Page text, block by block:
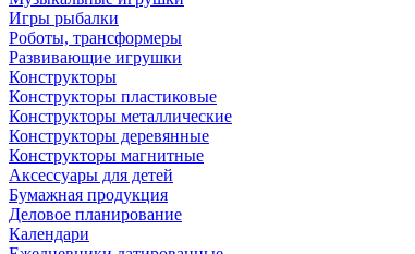
Игры рыбалки
Роботы, трансформеры
Развивающие игрушки
Конструкторы
Конструкторы пластиковые
Конструкторы металлические
Конструкторы деревянные
Конструкторы магнитные
Аксессуары для детей
Бумажная продукция
Деловое планирование
Календари